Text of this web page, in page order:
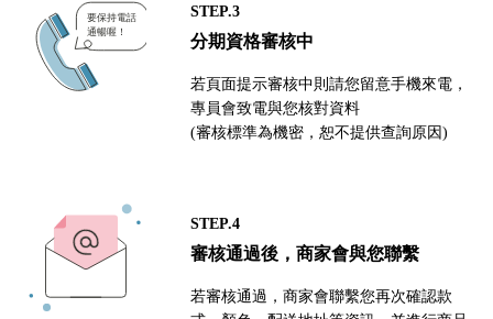
STEP.3
分期資格審核中
若頁面提示審核中則請您留意手機來電，
專員會致電與您核對資料
(審核標準為機密，恕不提供查詢原因)
STEP.4
審核通過後，商家會與您聯繫
若審核通過，商家會聯繫您再次確認款